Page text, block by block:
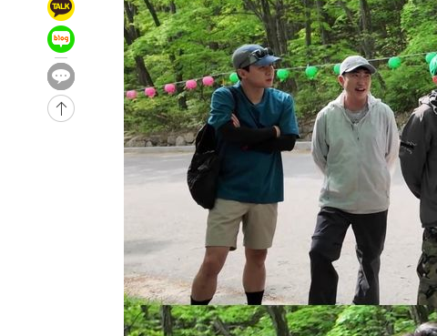
-2184초 전 >
[속보]종합특검, '계엄 수용공간 확보' 신용해 前교정본부장 기
-1057초 전 >
외신들도 주목한 韓축구 파문…"국민적 공분에 수사 재개"
-1028초 전 >
11시간 압수수색에 성접대 파문까지…'쑥대밭' 된 축구협회
-50초 전 >
[속보]규제합리화위원회 부위원장에 김태유 서울대 공대 교수…이
후임
-30122초 전 >
이강인, 폭염 속 AT마드리드 첫 훈련…80명 식사 대접까지(종
미 사업체 일자리, 7월에 2.3만개 순감하고 그 전 2개월 10.3
[속보] 미 사업체, 일자리 7월에 2.3만 개 줄어…실업률은 4.1%
[속보]이 대통령 "부동산 공급 기존 사고방식 매달리지 말고 과
이란, "오만과 '중앙 단일 루트' 합의…북쪽 인바운드·남쪽 아웃
"낮 기온 소폭 하락"…수도권 폭염중대경보, 폭염경보로 하향
[속보]이 대통령, '호우피해' 안동·의성 관할 4개 면 특별재난
[단독]중수청 지원 검사들, 정원 초과 시 낮은 계급 임용…희망
낮 최고 37도 찜통더위…곳곳 소나기·강원 많은 비[내일날씨]